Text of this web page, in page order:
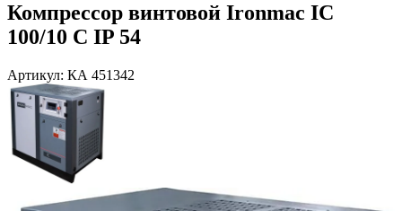
Компрессор винтовой Ironmac IC
100/10 C IP 54
Артикул: КА 451342